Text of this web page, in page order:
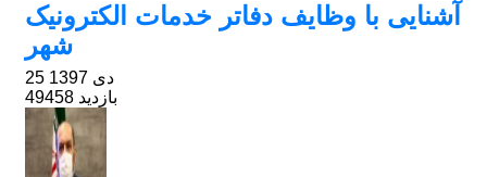
آشنایی با وظایف دفاتر خدمات الکترونیک
شهر
25 دی 1397
49458 بازدید